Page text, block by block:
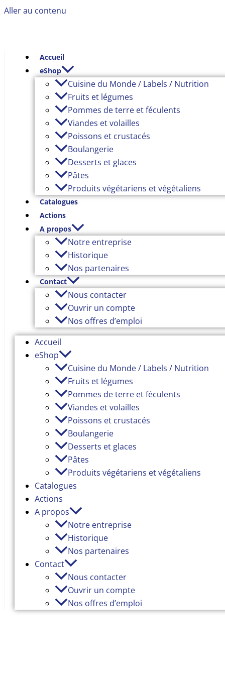
Aller au contenu
Accueil
eShop
Cuisine du Monde / Labels / Nutrition
Fruits et légumes
Pommes de terre et féculents
Viandes et volailles
Poissons et crustacés
Boulangerie
Desserts et glaces
Pâtes
Produits végétariens et végétaliens
Catalogues
Actions
A propos
Notre entreprise
Historique
Nos partenaires
Contact
Nous contacter
Ouvrir un compte
Nos offres d’emploi
Accueil
eShop
Cuisine du Monde / Labels / Nutrition
Fruits et légumes
Pommes de terre et féculents
Viandes et volailles
Poissons et crustacés
Boulangerie
Desserts et glaces
Pâtes
Produits végétariens et végétaliens
Catalogues
Actions
A propos
Notre entreprise
Historique
Nos partenaires
Contact
Nous contacter
Ouvrir un compte
Nos offres d’emploi